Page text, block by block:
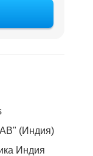
(Индия)
Индия